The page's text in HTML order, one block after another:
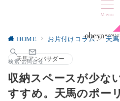
Menu
検索 お問合せ
HOME お片付けコラム 天
天馬アンバサダー
収納スペースが少な
すすめ。天馬のポー